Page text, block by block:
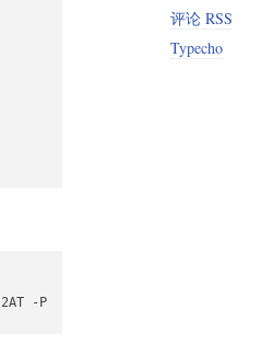
2AT -P exploit -p exploit -- ./
评论 RSS
Typecho